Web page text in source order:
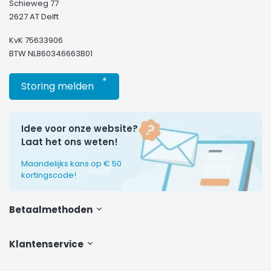
Klantenservice
Schieweg 77
2627 AT Delft
KvK 75633906
BTW NL860346663B01
Storing melden *
Idee voor onze website?
Laat het ons weten!
Maandelijks kans op € 50
kortingscode!
Betaalmethoden